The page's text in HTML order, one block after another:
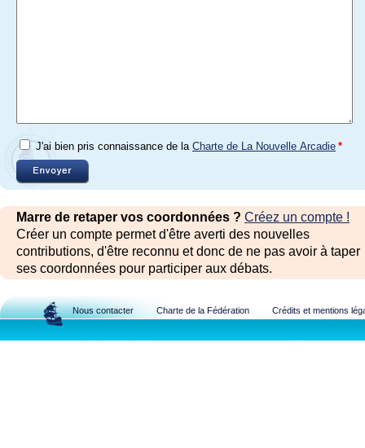
J'ai bien pris connaissance de la Charte de La Nouvelle Arcadie *
Marre de retaper vos coordonnées ? Créez un compte !
Créer un compte permet d'être averti des nouvelles
contributions, d'être reconnu et donc de ne pas avoir à taper
ses coordonnées pour participer aux débats.
Nous contacter Charte de la Fédération Crédits et mentions